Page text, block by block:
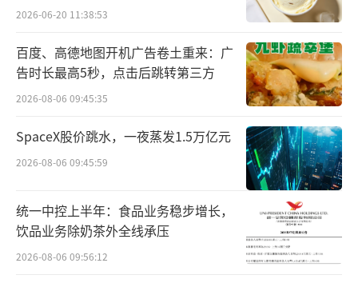
在生成式AI到来前，2023财年第四季度，
英伟达数据中心出现环比下降趋势，当季收入
仅有36亿美元。
数据中心，趁着ChatGPT东风一跃而起，2024
财年第一季度止跌回升，收入环比增长至43亿
美元。此后一路走高，在2024财年第二季度便
突破百亿美元。至2025财年一季度，数据中心
季度收入首次突破200亿美元。
2026-06-20 11:38:53
百度、高德地图开机广告卷土重来：广
告时长最高5秒，点击后跳转第三方
2026-08-06 09:45:35
SpaceX股价跳水，一夜蒸发1.5万亿元
2026-08-06 09:45:59
统一中控上半年：食品业务稳步增长，
饮品业务除奶茶外全线承压
2026-08-06 09:56:12